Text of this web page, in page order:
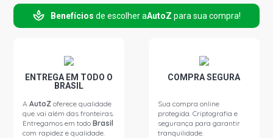
GOL G2 SPECIAL HATCH 1.0 8V AT (1997 - 2005)
GOL G2 STD HATCH 1.6 8V AE (1995 - 1997)
GOL G2 I HATCH 1.6 8V AE (1995 - 1997)
Benefícios de escolher aAutoZ para sua compra!
ENTREGA EM TODO O
BRASIL
AAutoZ oferece qualidade
que vai além das fronteiras.
Entregamos em todoBrasil
com rapidez e qualidade.
COMPRA SEGURA
Sua compra online
protegida. Criptografia e
segurança para garantir
tranquilidade.